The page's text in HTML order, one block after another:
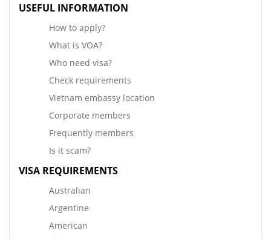
USEFUL INFORMATION
How to apply?
What is VOA?
Who need visa?
Check requirements
Vietnam embassy location
Corporate members
Frequently members
Is it scam?
VISA REQUIREMENTS
Australian
Argentine
American